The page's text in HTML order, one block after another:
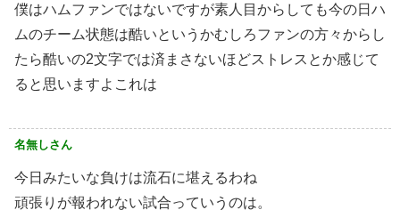
僕はハムファンではないですが素人目からしても今の日ハ
ムのチーム状態は酷いというかむしろファンの方々からし
たら酷いの2文字では済まさないほどストレスとか感じて
ると思いますよこれは
名無しさん
今日みたいな負けは流石に堪えるわね
頑張りが報われない試合っていうのは。